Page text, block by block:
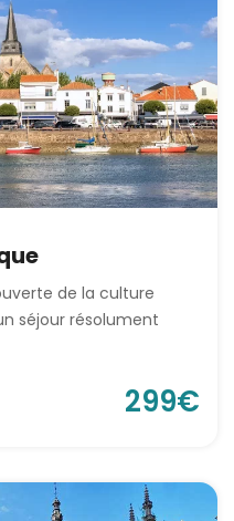
de la culture
séjour résolument
299€